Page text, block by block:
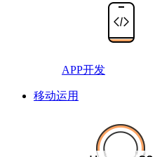
APP开发
移动运用